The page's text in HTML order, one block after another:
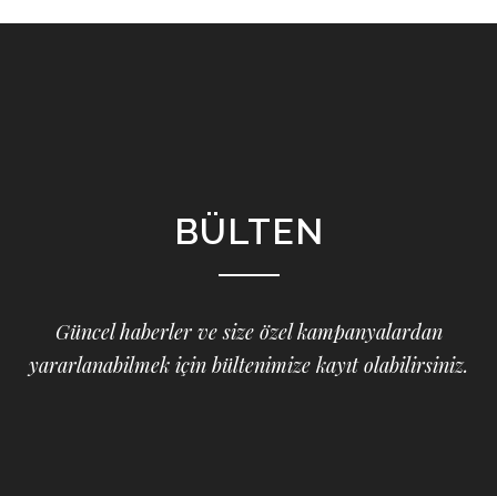
BÜLTEN
Güncel haberler ve size özel kampanyalardan
yararlanabilmek için bültenimize kayıt olabilirsiniz.